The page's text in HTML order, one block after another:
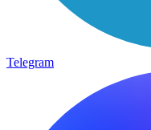
Telegram